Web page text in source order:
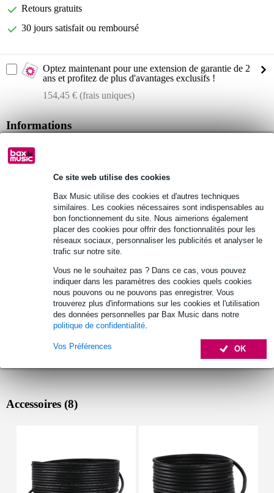
Ce site web utilise des cookies
Bax Music utilise des cookies et d'autres techniques
similaires. Les cookies nécessaires sont indispensables au
bon fonctionnement du site. Nous aimerions également
placer des cookies pour offrir des fonctionnalités pour les
réseaux sociaux, personnaliser les publicités et analyser le
trafic sur notre site.
Vous ne le souhaitez pas ? Dans ce cas, vous pouvez
indiquer dans les paramètres des cookies quels cookies
nous pouvons ou ne pouvons pas enregistrer. Vous
trouverez plus d'informations sur les cookies et l'utilisation
des données personnelles par Bax Music dans notre
politique de confidentialité
OK
Vos Préférences
Retours gratuits
30 jours satisfait ou remboursé
Optez maintenant pour une extension de garantie de 2
ans et profitez de plus d'avantages exclusifs !
154,45 € (frais uniques)
Informations
Allen & Heath Qu-7
table de mixage numérique
dimensions : 800 x 476 x 213 mm
Afficher toutes les caractéristiques du produit
Autres variantes (2)
Accessoires (8)